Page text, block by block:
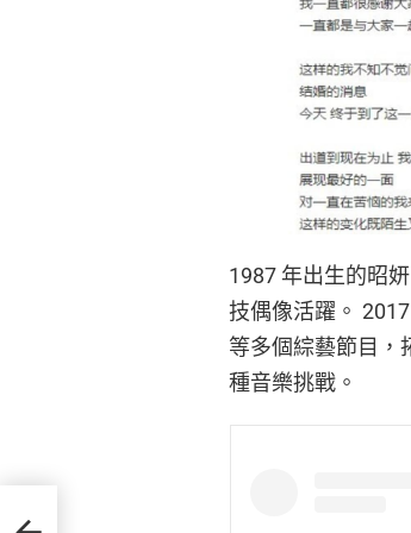
1987 年出生的昭
技偶像活躍。
等多個綜藝節目，
種音樂挑戰。